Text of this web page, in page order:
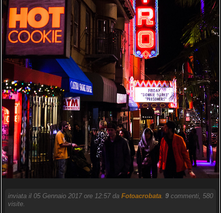
inviata il 05 Gennaio 2017 ore 12:57 da Fotoacrobata. 9commenti, 580
visite.